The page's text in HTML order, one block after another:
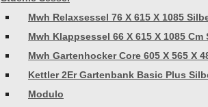
Mwh Relaxsessel 76 X 615 X 1085
Mwh Klappsessel 66 X 615 X 1085 Cm
Mwh Gartenhocker Core 605 X 565 X
Kettler 2Er Gartenbank Basic Plus
Modulo